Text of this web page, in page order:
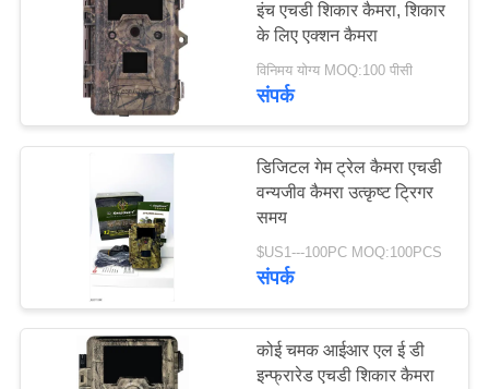
इंच एचडी शिकार कैमरा, शिकार
के लिए एक्शन कैमरा
विनिमय योग्य MOQ:100 पीसी
संपर्क
डिजिटल गेम ट्रेल कैमरा एचडी
वन्यजीव कैमरा उत्कृष्ट ट्रिगर
समय
$US1---100PC MOQ:100PCS
संपर्क
कोई चमक आईआर एल ई डी
इन्फ्रारेड एचडी शिकार कैमरा